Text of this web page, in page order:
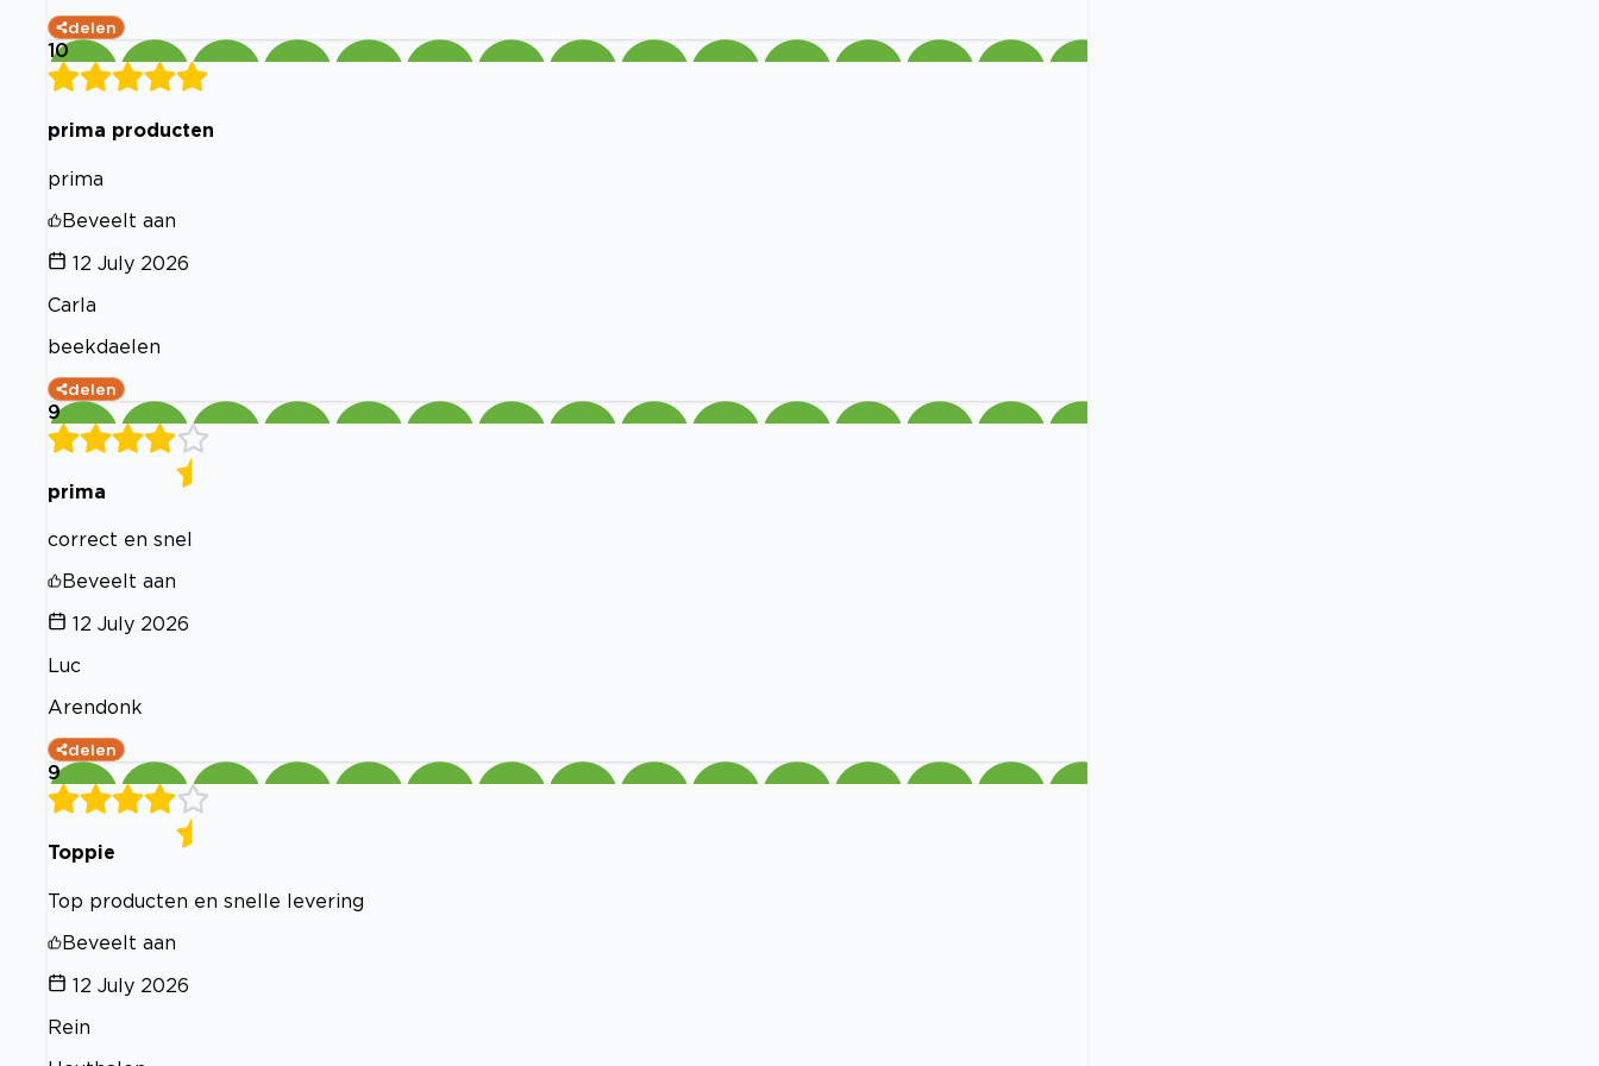
delen
10
prima producten
prima
Beveelt aan
12 July 2026
Carla
beekdaelen
delen
9
prima
correct en snel
Beveelt aan
12 July 2026
Luc
Arendonk
delen
9
Toppie
Top producten en snelle levering
Beveelt aan
12 July 2026
Rein